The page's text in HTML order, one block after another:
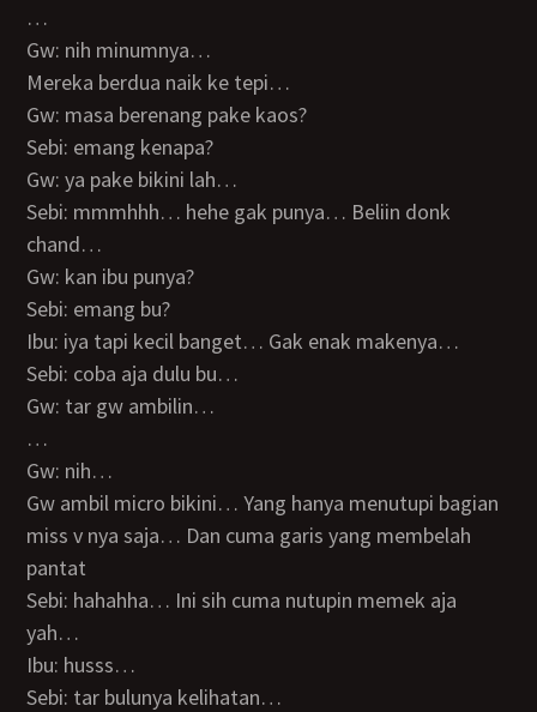
…
Gw: nih minumnya…
Mereka berdua naik ke tepi…
Gw: masa berenang pake kaos?
Sebi: emang kenapa?
Gw: ya pake bikini lah…
Sebi: mmmhhh… hehe gak punya… Beliin donk
chand…
Gw: kan ibu punya?
Sebi: emang bu?
Ibu: iya tapi kecil banget… Gak enak makenya…
Sebi: coba aja dulu bu…
Gw: tar gw ambilin…
…
Gw: nih…
Gw ambil micro bikini… Yang hanya menutupi bagian
miss v nya saja… Dan cuma garis yang membelah
pantat
Sebi: hahahha… Ini sih cuma nutupin memek aja
yah…
Ibu: husss…
Sebi: tar bulunya kelihatan…